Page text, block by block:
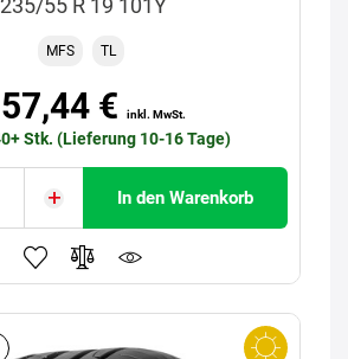
235/55 R 19 101Y
MFS TL
€ inkl. MwSt.
Stk. (Lieferung 10-16 Tage)
In den Warenkorb